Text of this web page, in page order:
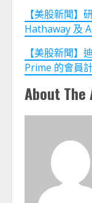
【美股新聞
Hathaway 及
【美股新聞】
Prime 的會員
About The